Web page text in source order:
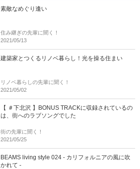
素敵なめぐり逢い
住み継ぎの先輩に聞く！
2021/05/13
建築家とつくるリノベ暮らし！光を操る住まい
リノベ暮らしの先輩に聞く！
2021/05/02
【 ＃下北沢 】BONUS TRACKに収録されているの
は、街へのラブソングでした
街の先輩に聞く！
2021/05/25
BEAMS living style 024 - カリフォルニアの風に吹
かれて -